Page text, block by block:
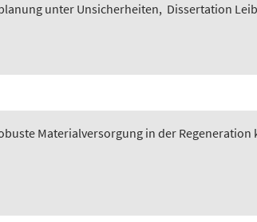
unter Unsicherheiten, Dissertation
Materialversorgung in der